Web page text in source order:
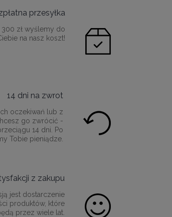
przesyłka
zł wyślemy do
na nasz koszt!
14 dni na zwrot
oczekiwań lub z
go zwrócić -
14 dni. Po
Tobie pieniądze.
z zakupu
jest dostarczenie
produktów, które
przez wiele lat.